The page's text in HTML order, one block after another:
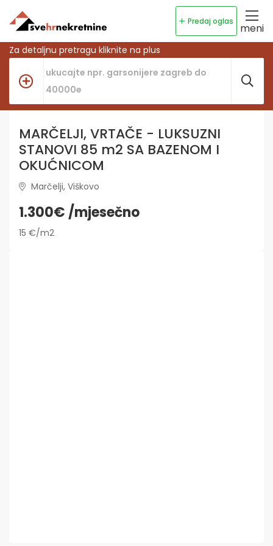
Predaj oglas
meni
Za detaljnu pretragu kliknite na plus
MARČELJI, VRTAČE - LUKSUZNI
STANOVI 85 m2 SA BAZENOM I
OKUĆNICOM
Marčelji, Viškovo
1.300€ /mjesečno
15 €/m2